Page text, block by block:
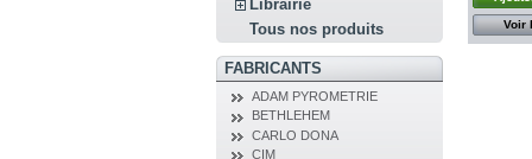
Librairie
Tous nos produits
FABRICANTS
ADAM PYROMETRIE
BETHLEHEM
CARLO DONA
CIM
Voir